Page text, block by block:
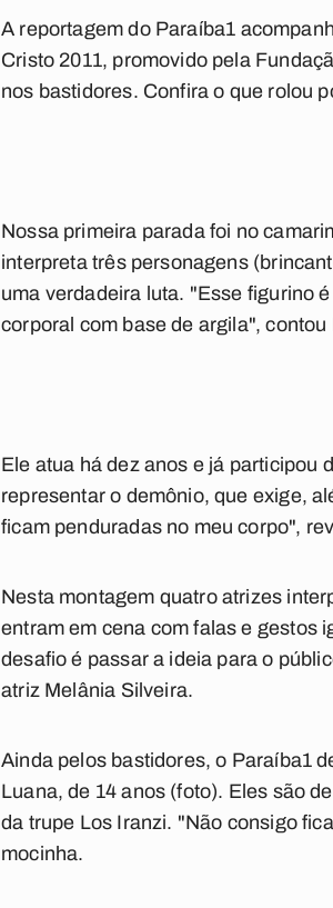
A reportagem do Paraíba1
Cristo 2011, promovido pela
nos bastidores. Confira o que rolou
Nossa primeira parada foi no
interpreta três personagens
uma verdadeira luta. "Esse figurino
corporal com base de argila", contou
Ele atua há dez anos e já participou
representar o demônio, que exige,
ficam penduradas no meu corpo",
Nesta montagem quatro atrizes
entram em cena com falas e gestos
desafio é passar a ideia para o
atriz Melânia Silveira.
Ainda pelos bastidores, o Paraíba1
Luana, de 14 anos (foto). Eles são
da trupe Los Iranzi. "Não consigo
mocinha.